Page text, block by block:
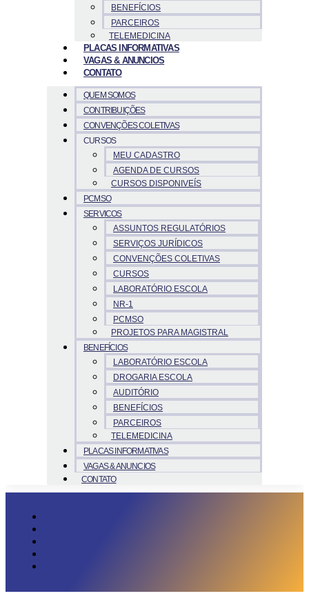
BENEFÍCIOS
PARCEIROS
TELEMEDICINA
PLACAS INFORMATIVAS
VAGAS & ANUNCIOS
CONTATO
QUEM SOMOS
CONTRIBUIÇÕES
CONVENÇÕES COLETIVAS
CURSOS
MEU CADASTRO
AGENDA DE CURSOS
CURSOS DISPONIVEÍS
PCMSO
SERVICOS
ASSUNTOS REGULATÓRIOS
SERVIÇOS JURÍDICOS
CONVENÇÕES COLETIVAS
CURSOS
LABORATÓRIO ESCOLA
NR-1
PCMSO
PROJETOS PARA MAGISTRAL
BENEFÍCIOS
LABORATÓRIO ESCOLA
DROGARIA ESCOLA
AUDITÓRIO
BENEFÍCIOS
PARCEIROS
TELEMEDICINA
PLACAS INFORMATIVAS
VAGAS & ANUNCIOS
CONTATO